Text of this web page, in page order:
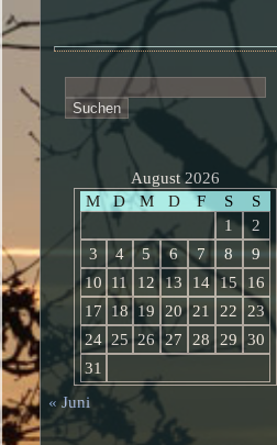
nach:
August 2026
M
D M D F S
S
1
2
3
4 5 6 7 8
9
10
11 12 13 14 15
16
17
18 19 20 21 22
23
24 25 26 27 28 29
30
31
« Juni